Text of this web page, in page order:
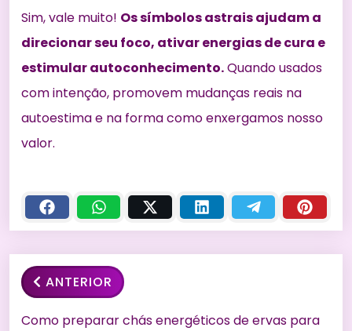
Sim, vale muito! Os símbolos astrais ajudam a
direcionar seu foco, ativar energias de cura e
estimular autoconhecimento.Quando usados
com intenção, promovem mudanças reais na
autoestima e na forma como enxergamos nosso
valor.
ANTERIOR
Como preparar chás energéticos de ervas para